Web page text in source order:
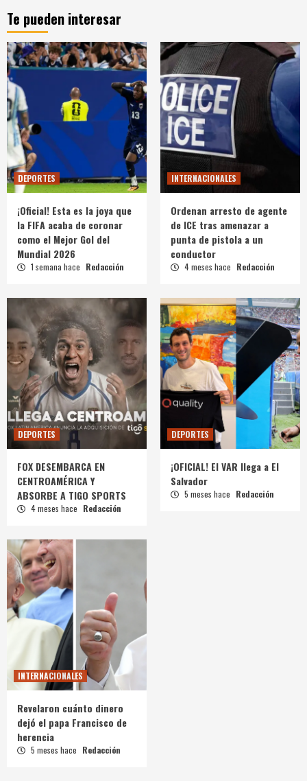
Te pueden interesar
DEPORTES
¡Oficial! Esta es la joya que
la FIFA acaba de coronar
como el Mejor Gol del
Mundial 2026
1 semana hace Redacción
INTERNACIONALES
Ordenan arresto de agente
de ICE tras amenazar a
punta de pistola a un
conductor
4 meses hace Redacción
DEPORTES
FOX DESEMBARCA EN
CENTROAMÉRICA Y
ABSORBE A TIGO SPORTS
4 meses hace Redacción
DEPORTES
¡OFICIAL! El VAR llega a El
Salvador
5 meses hace Redacción
INTERNACIONALES
Revelaron cuánto dinero
dejó el papa Francisco de
herencia
5 meses hace Redacción